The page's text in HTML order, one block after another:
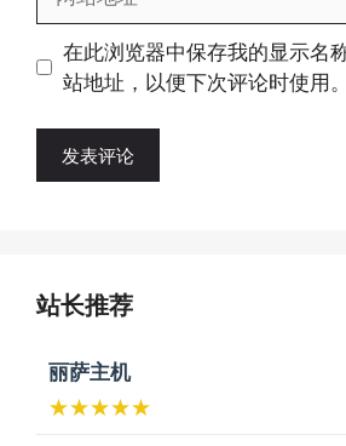
地
址
址
在此浏览器中保存我的显示名
站地址，以便下次评论时使用。
站长推荐
丽萨主机
★★★★★